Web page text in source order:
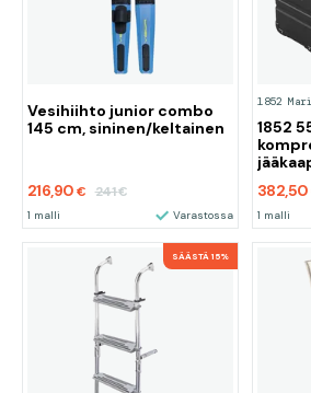
Vesihiihto junior combo
145 cm, sininen/keltainen
216,90€ 241€
1 malli Varastossa
1852
1852
382,50
1 malli
SÄÄSTÄ 15%